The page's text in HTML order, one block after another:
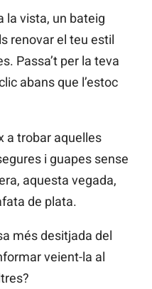
la vista, un bateig
renovar el teu estil
Passa’t per la teva
abans que l’estoc
a trobar aquelles
i guapes sense
aquesta vegada,
de plata.
més desitjada del
veient-la al